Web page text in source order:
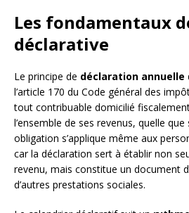
Les fondamentaux
déclarative
Le principe de déclaration annuelle
l’article 170 du Code général des
tout contribuable domicilié
l’ensemble de ses revenus, quelle
obligation s’applique même aux
car la déclaration sert à établir non
revenu, mais constitue un document
d’autres prestations sociales.